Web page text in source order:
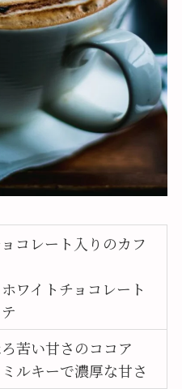
コレート入りのカフ
ワイトチョコレート
苦い甘さのココア
ルキーで濃厚な甘さ